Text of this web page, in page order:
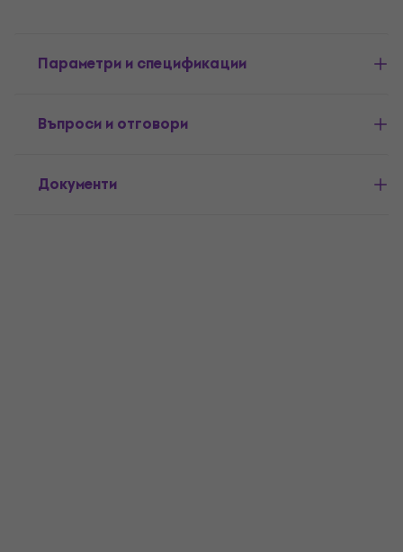
Параметри и спецификации
Въпроси и отговори
Документи